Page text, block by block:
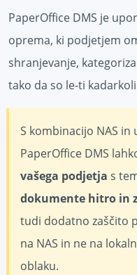
PaperOffice DMS je
oprema, ki podjetjem
shranjevanje,
tako da so le-ti
S kombinacijo NAS
PaperOffice DMS
vašega podjetja s
dokumente hitro in
tudi dodatno zaščito
na NAS in ne na
oblaku.